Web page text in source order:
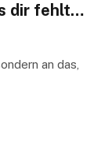
dir fehlt…
an das,